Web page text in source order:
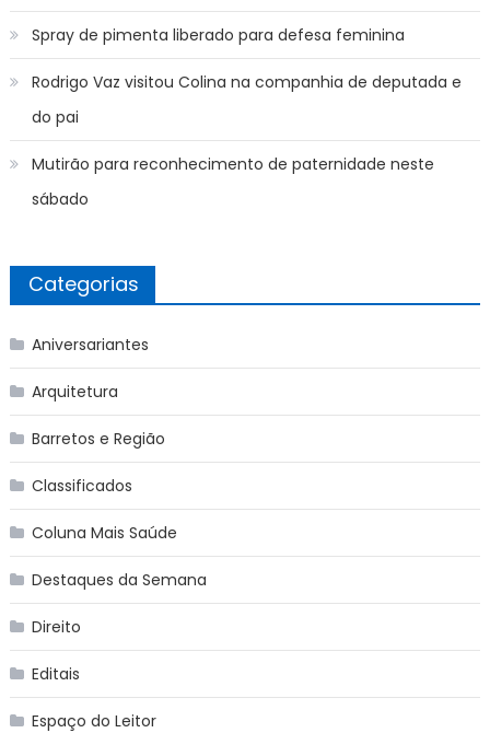
Spray de pimenta liberado para defesa feminina
Rodrigo Vaz visitou Colina na companhia de deputada e
do pai
Mutirão para reconhecimento de paternidade neste
sábado
Categorias
Aniversariantes
Arquitetura
Barretos e Região
Classificados
Coluna Mais Saúde
Destaques da Semana
Direito
Editais
Espaço do Leitor